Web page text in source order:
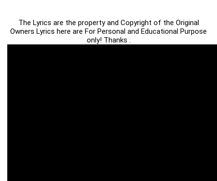
The Lyrics are the property and Copyright of the Original
Owners Lyrics here are For Personal and Educational Purpose
only! Thanks .